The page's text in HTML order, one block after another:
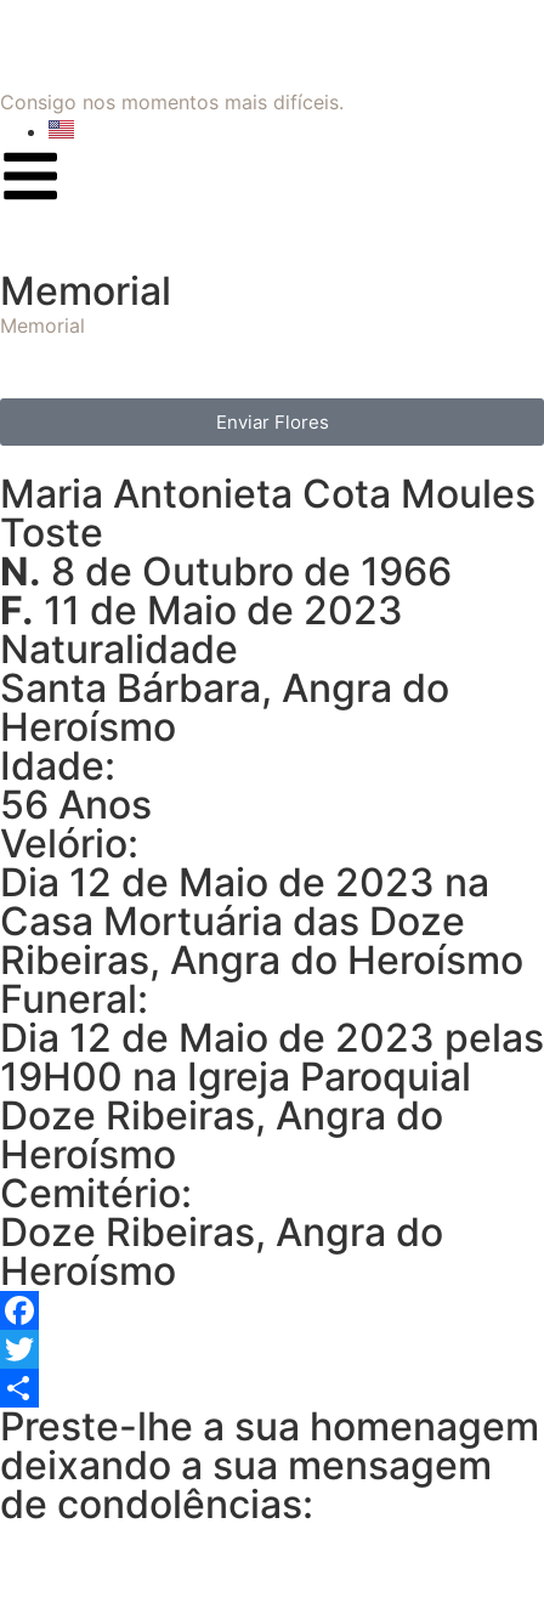
Consigo nos momentos mais difíceis.
Memorial
Memorial
Enviar Flores
Maria Antonieta Cota Moules
Toste
N. 8 de Outubro de 1966
F. 11 de Maio de 2023
Naturalidade
Santa Bárbara, Angra do
Heroísmo
Idade:
56 Anos
Velório:
Dia 12 de Maio de 2023 na
Casa Mortuária das Doze
Ribeiras, Angra do Heroísmo
Funeral:
Dia 12 de Maio de 2023 pelas
19H00 na Igreja Paroquial
Doze Ribeiras, Angra do
Heroísmo
Cemitério:
Doze Ribeiras, Angra do
Heroísmo
Facebook
Twitter
Share
Preste-lhe a sua homenagem
deixando a sua mensagem
de condolências: